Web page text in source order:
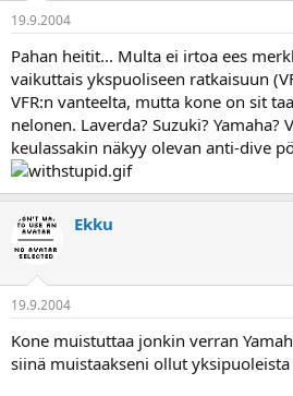
19.9.2004
Pahan heitit... Multa ei irtoa ees
vaikuttais ykspuoliseen ratkaisuun
VFR:n vanteelta, mutta kone on sit
nelonen. Laverda? Suzuki? Yamaha?
keulassakin näkyy olevan anti-dive
Ekku
19.9.2004
Kone muistuttaa jonkin verran
siinä muistaakseni ollut